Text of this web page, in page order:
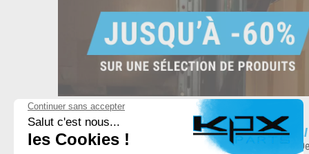
ESPACE DE STOCKAGE
8.500 produits en stock